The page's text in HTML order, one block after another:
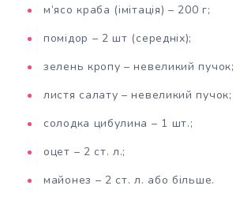
м’ясо краба (імітація) – 200 г;
помідор – 2 шт (середніх);
зелень кропу – невеликий пучок;
листя салату – невеликий пучок;
солодка цибулина – 1 шт.;
оцет – 2 ст. л.;
майонез – 2 ст. л. або більше.